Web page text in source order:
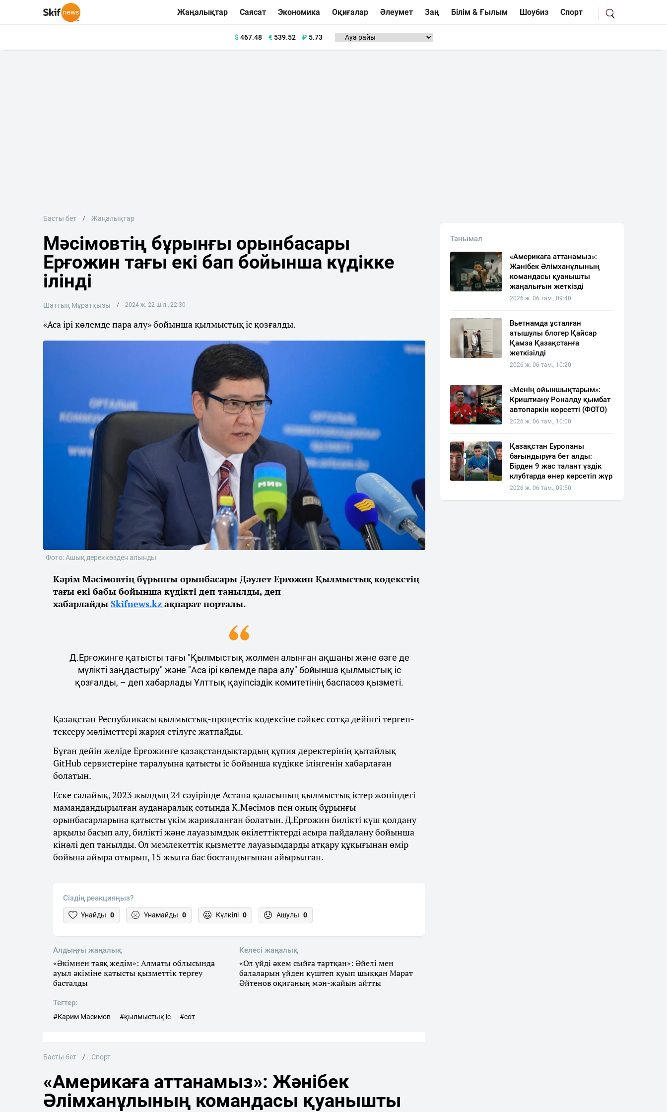
Жаңалықтар Саясат Экономика Оқиғалар Әлеумет Заң Білім & Ғылым Шоубиз Спорт
$467.48 €539.52 ₽ 5.73
Басты бет Жаңалықтар
Мәсімовтің бұрынғы орынбасары
Ерғожин тағы екі бап бойынша күдікке
ілінді
Шаттық Мұратқызы 2024 ж. 22 шіл., 22:30
«Аса ірі көлемде пара алу» бойынша қылмыстық іс қозғалды.
Фото: Ашық дереккөзден алынды
Кәрім Мәсімовтің бұрынғы орынбасары Дәулет Ерғожин Қылмыстық кодекстің
тағы екі бабы бойынша күдікті деп танылды, деп
хабарлайды Skifnews.kz ақпарат порталы.
Д.Ерғожинге қатысты тағы "Қылмыстық жолмен алынған ақшаны және өзге де
мүлікті заңдастыру" және "Аса ірі көлемде пара алу" бойынша қылмыстық іс
қозғалды, – деп хабарлады Ұлттық қауіпсіздік комитетінің баспасөз қызметі.
Қазақстан Республикасы қылмыстық-процестік кодексіне сәйкес сотқа дейінгі тергеп-
тексеру мәліметтері жария етілуге ​​жатпайды.
Бұған дейін желіде Ерғожинге қазақстандықтардың құпия деректерінің қытайлық
GitHub сервистеріне таралуына қатысты іс бойынша күдікке ілінгенін хабарлаған
болатын.
Еске салайық, 2023 жылдың 24 сәуірінде Астана қаласының қылмыстық істер жөніндегі
мамандандырылған ауданаралық сотында К.Мәсімов пен оның бұрынғы
орынбасарларына қатысты үкім жарияланған болатын. Д.Ерғожин билікті күш қолдану
арқылы басып алу, билікті және лауазымдық өкілеттіктерді асыра пайдалану бойынша
кінәлі деп танылды. Ол мемлекеттік қызметте лауазымдарды атқару құқығынан өмір
бойына айыра отырып, 15 жылға бас бостандығынан айырылған.
Сіздің реакцияңыз?
Ұнайды 0 Ұнамайды 0 Күлкілі 0 Ашулы 0
Алдыңғы жаңалық
«Әкімнен таяқ жедім»: Алматы облысында
ауыл әкіміне қатысты қызметтік тергеу
басталды
Келесі жаңалық
«Ол үйді әкем сыйға тартқан»: Әйелі мен
балаларын үйден күштеп қуып шыққан Марат
Әйтенов оқиғаның мән-жайын айтты
Тегтер:
#Карим Масимов #қылмыстық іс #сот
Басты бет Спорт
«Америкаға аттанамыз»: Жәнібек
Әлімханұлының командасы қуанышты
Танымал
«Америкаға аттанамыз»:
Жәнібек Әлімханұлының
командасы қуанышты
жаңалығын жеткізді
2026 ж. 06 там., 09:40
Вьетнамда ұсталған
атышулы блогер Қайсар
Қамза Қазақстанға
жеткізілді
2026 ж. 06 там., 10:20
«Менің ойыншықтарым»:
Криштиану Роналду қымбат
автопаркін көрсетті (ФОТО)
2026 ж. 06 там., 10:00
Қазақстан Еуропаны
бағындыруға бет алды:
Бірден 9 жас талант үздік
клубтарда өнер көрсетіп жүр
2026 ж. 06 там., 09:50